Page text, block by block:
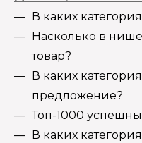
В каких
Насколько в
товар?
В каких
предложение?
Топ-1000
В каких